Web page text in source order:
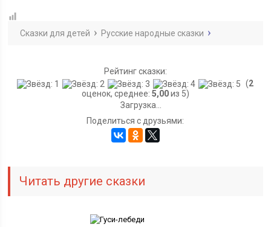
Сказки для детей Русские народные сказки
Рейтинг сказки:
(2
оценок, среднее: 5,00из 5)
Загрузка...
Поделиться с друзьями:
Читать другие сказки